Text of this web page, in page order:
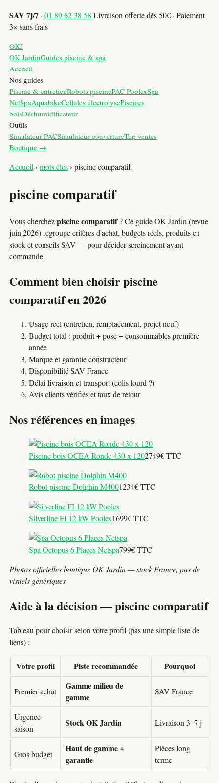
SAV 7j/7 ·01 89 62 38 58 Livraison offerte dès 50€ · Paiement
3× sans frais
OKJ
OK JardinGuides piscine & spa
Accueil
Nos guides
Piscine & entretienRobots piscinePAC PoolexSpa
NetSpaAquabikeCellules électrolysePiscines
boisDéshumidificateur
Outils
Simulateur PACSimulateur couvertureTop ventes
Boutique →
Accueil ›mots cles›piscine comparatif
piscine comparatif
Vous cherchezpiscine comparatif? Ce guide OK Jardin (revue
juin 2026) regroupe critères d'achat, budgets réels, produits en
stock et conseils SAV — pour décider sereinement avant
commande.
Comment bien choisir piscine
comparatif en 2026
Usage réel (entretien, remplacement, projet neuf)
Budget total : produit + pose + consommables première
année
Marque et garantie constructeur
Disponibilité SAV France
Délai livraison et transport (colis lourd ?)
Avis clients vérifiés et taux de retour
Nos références en images
Piscine bois OCEA Ronde 430 x 1202749€ TTC
Robot piscine Dolphin M4001234€ TTC
Silverline FI 12 kW Poolex1699€ TTC
Spa Octopus 6 Places Netspa799€ TTC
Photos officielles boutique OK Jardin — stock France, pas de
visuels génériques.
Aide à la décision — piscine comparatif
Tableau pour choisir selon votre profil (pas une simple liste de
liens) :
Votre profil Piste recommandée Pourquoi
Premier achat
Gamme milieu de
gamme
SAV France
Urgence
saison
Stock OK Jardin Livraison 3–7 j
Gros budget
Haut de gamme +
garantie
Pièces long
terme